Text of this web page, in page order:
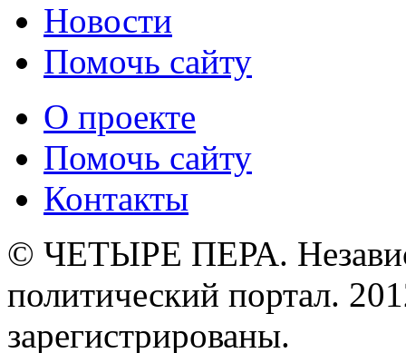
Новости
Помочь сайту
О проекте
Помочь сайту
Контакты
© ЧЕТЫРЕ ПЕРА.
политический портал.
зарегистрированы.